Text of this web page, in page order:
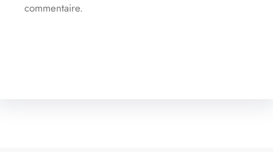
commentaire.